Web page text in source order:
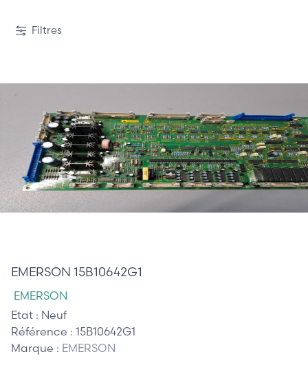
Filtres
EMERSON 15B10642G1
EMERSON
Etat : Neuf
Référence : 15B10642G1
Marque : EMERSON